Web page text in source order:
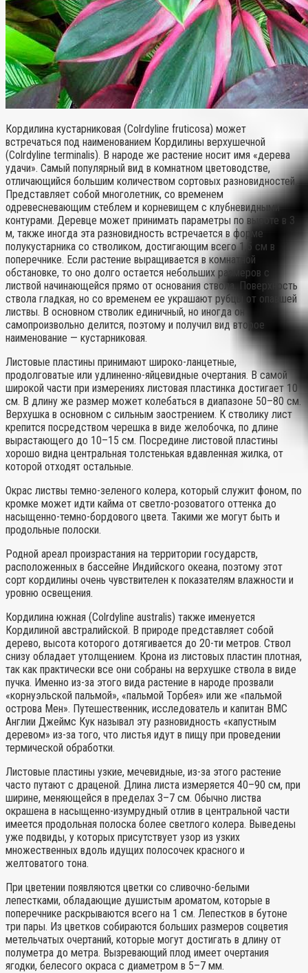
Кордилина кустарниковая (Colrdyline fruticosa) может
встречаться под наименованием Кордилины верхушечной
(Colrdyline terminalis). В народе же растение носит имя «дерева
удачи». Самый популярный вид в комнатном цветоводстве,
отличающийся большим количеством сортовых разновидностей.
Представляет собой многолетник, со временем
одревесневающим стеблем и корневищем с клубневидными
контурами. Деревце может принимать параметры по высоте в 3
м, также иногда эта разновидность встречается в форме
полукустарника со стволиком, достигающим всего 1,5 см в
поперечнике. Если растение выращивается в комнатной
обстановке, то оно долго остается небольших размеров с
листвой начинающейся прямо от основания ствола. Поверхность
ствола гладкая, но со временем ее украшают рубцы от опавшей
листвы. В основном стволик единичный, но иногда он
самопроизвольно делится, поэтому и получил вид второе
наименование — кустарниковая.
Листовые пластины принимают широко-ланцетные,
продолговатые или удлиненно-яйцевидные очертания. В самой
широкой части при измерениях листовая пластинка достигает 10
см. В длину же размер может колебаться в диапазоне 50–80 см.
Верхушка в основном с сильным заострением. К стволику лист
крепится посредством черешка в виде желобочка, по длине
вырастающего до 10–15 см. Посредине листовой пластины
хорошо видна центральная толстенькая вдавленная жилка, от
которой отходят остальные.
Окрас листвы темно-зеленого колера, который служит фоном, по
кромке может идти кайма от светло-розоватого оттенка до
насыщенно-темно-бордового цвета. Такими же могут быть и
продольные полоски.
Родной ареал произрастания на территории государств,
расположенных в бассейне Индийского океана, поэтому этот
сорт кордилины очень чувствителен к показателям влажности и
уровню освещения.
Кордилина южная (Colrdyline australis) также именуется
Кордилиной австралийской. В природе представляет собой
дерево, высота которого дотягивается до 20-ти метров. Ствол
снизу обладает утолщением. Крона из листовых пластин плотная,
так как практически все они собраны на верхушке ствола в виде
пучка. Именно из-за этого вида растение в народе прозвали
«корнуэльской пальмой», «пальмой Торбея» или же «пальмой
острова Мен». Путешественник, исследователь и капитан ВМС
Англии Джеймс Кук называл эту разновидность «капустным
деревом» из-за того, что листья идут в пищу при проведении
термической обработки.
Листовые пластины узкие, мечевидные, из-за этого растение
часто путают с драценой. Длина листа измеряется 40–90 см, при
ширине, меняющейся в пределах 3–7 см. Обычно листва
окрашена в насыщенно-изумрудный отлив в центральной части
имеется продольная полоска более светлого колера. Выведены
уже подвиды, у которых присутствует узор из узких
множественных вдоль идущих полосочек красного и
желтоватого тона.
При цветении появляются цветки со сливочно-белыми
лепестками, обладающие душистым ароматом, которые в
поперечнике раскрываются всего на 1 см. Лепестков в бутоне
три пары. Из цветков собираются больших размеров соцветия
метельчатых очертаний, которые могут достигать в длину от
полуметра до метра. Вызревающий плод имеет очертания
ягодки, белесого окраса с диаметром в 5–7 мм.